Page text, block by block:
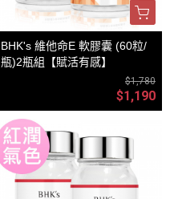
BHK's 維他命E 軟膠囊 (60粒/
瓶)2瓶組【賦活有感】
$1,780
$1,190